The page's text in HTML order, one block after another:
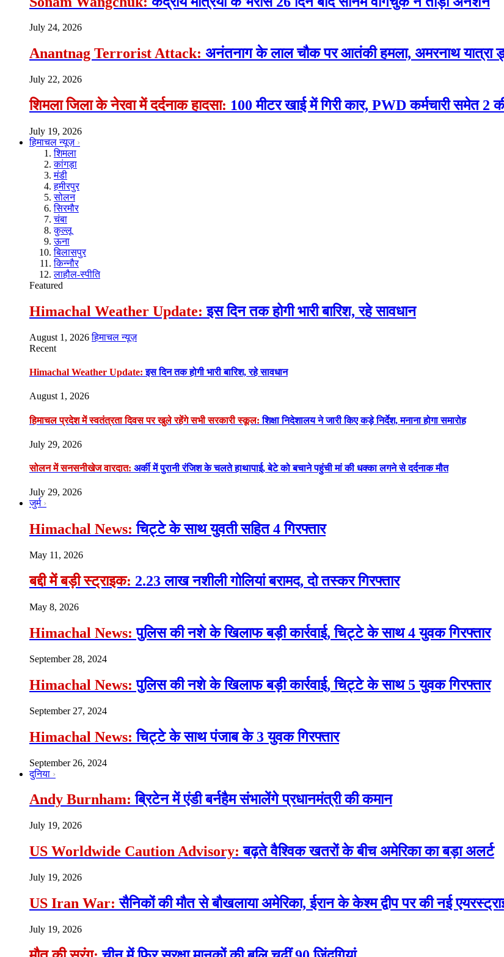
July 24, 2026
Anantnag Terrorist Attack: अनंतनाग के लाल चौक पर आतंकी हमला, अमरनाथ यात्रा
July 22, 2026
शिमला जिला के नेरवा में दर्दनाक हादसा: 100 मीटर खाई में गिरी कार, PWD कर्मचारी समेत 2
July 19, 2026
हिमाचल न्यूज़
शिमला
कांगड़ा
मंडी
हमीरपुर
सोलन
सिरमौर
चंबा
कुल्लू
ऊना
बिलासपुर
किन्नौर
लाहौल-स्पीति
Featured
Himachal Weather Update: इस दिन तक होगी भारी बारिश, रहे सावधान
August 1, 2026 हिमाचल न्यूज़
Recent
Himachal Weather Update: इस दिन तक होगी भारी बारिश, रहे सावधान
August 1, 2026
हिमाचल प्रदेश में स्वतंत्रता दिवस पर खुले रहेंगे सभी सरकारी स्कूल: शिक्षा निदेशालय ने जारी किए कड़े निर्देश, मनाना होगा समारोह
July 29, 2026
सोलन में सनसनीखेज वारदात: अर्की में पुरानी रंजिश के चलते हाथापाई, बेटे को बचाने पहुंची मां की धक्का लगने से दर्दनाक मौत
July 29, 2026
जुर्म
Himachal News: चिट्टे के साथ युवती सहित 4 गिरफ्तार
May 11, 2026
बद्दी में बड़ी स्ट्राइक: 2.23 लाख नशीली गोलियां बरामद, दो तस्कर गिरफ्तार
May 8, 2026
Himachal News: पुलिस की नशे के खिलाफ बड़ी कार्रवाई, चिट्टे के साथ 4 युवक गिरफ्तार
September 28, 2024
Himachal News: पुलिस की नशे के खिलाफ बड़ी कार्रवाई, चिट्टे के साथ 5 युवक गिरफ्तार
September 27, 2024
Himachal News: चिट्टे के साथ पंजाब के 3 युवक गिरफ्तार
September 26, 2024
दुनिया
Andy Burnham: ब्रिटेन में एंडी बर्नहैम संभालेंगे प्रधानमंत्री की कमान
July 19, 2026
US Worldwide Caution Advisory: बढ़ते वैश्विक खतरों के बीच अमेरिका का बड़ा अलर्ट
July 19, 2026
US Iran War: सैनिकों की मौत से बौखलाया अमेरिका, ईरान के केश्म द्वीप पर की नई
July 19, 2026